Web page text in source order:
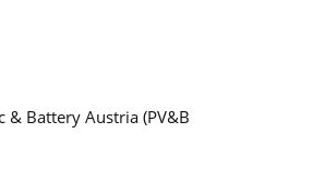
Battery Austria (PV&B